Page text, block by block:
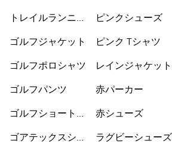
トレイルランニン
ゴルフジャケット
ゴルフポロシャツ
ゴルフパンツ
ゴルフショートパ
ゴアテックスシュ
ピンクシューズ
ピンク Tシャツ
レインジャケット
赤パーカー
赤シューズ
ラグビーシューズ